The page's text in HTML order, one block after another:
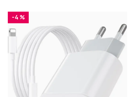
-4 %